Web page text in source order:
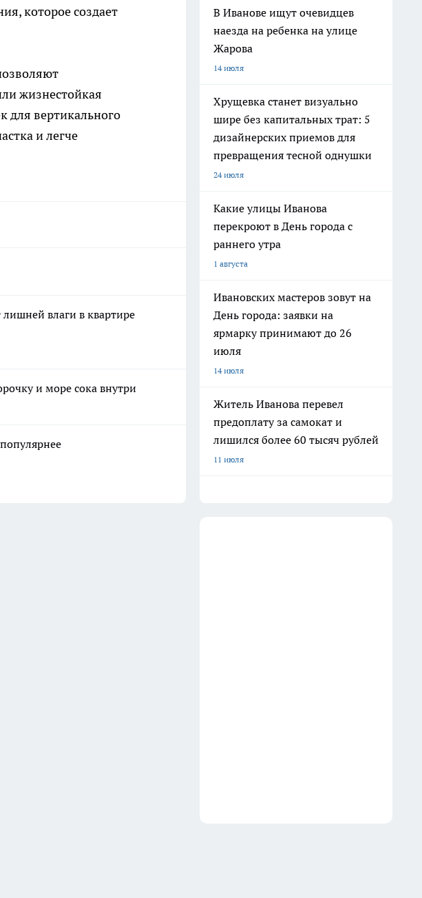
которое создает
жизнестойкая
для вертикального
и легче
лишней влаги в квартире
и море сока внутри
В Иванове ищут очевидцев
наезда на ребенка на улице
Жарова
14 июля
Хрущевка станет визуально
шире без капитальных трат: 5
дизайнерских приемов для
превращения тесной однушки
24 июля
Какие улицы Иванова
перекроют в День города с
раннего утра
1 августа
Ивановских мастеров зовут на
День города: заявки на
ярмарку принимают до 26
июля
14 июля
Житель Иванова перевел
предоплату за самокат и
лишился более 60 тысяч рублей
11 июля